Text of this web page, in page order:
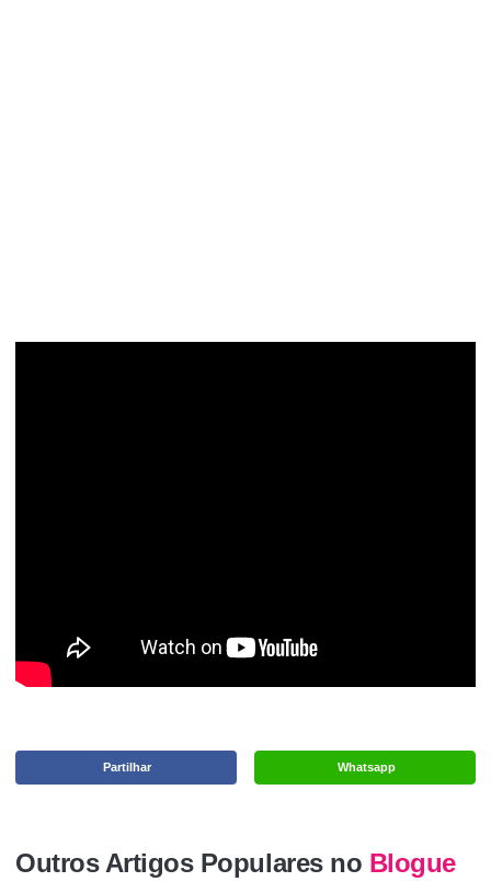
Whatsapp
Partilhar
Outros Artigos Populares no Blogue